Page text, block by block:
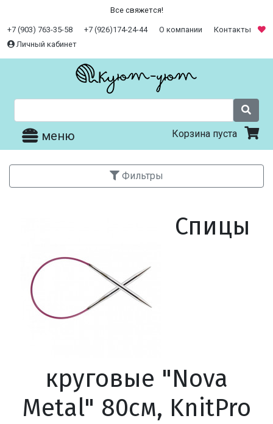
Все свяжется!
+7 (903) 763-35-58 +7 (926)174-24-44 О компании
Контакты
Личный кабинет
меню Корзина пуста
Фильтры
Спицы
круговые "Nova
Metal" 80см, KnitPro